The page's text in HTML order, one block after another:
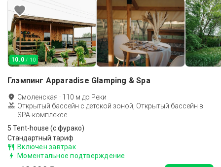
10.0 / 10
Глэмпинг Apparadise Glamping & Spa
Смоленская · 110 м до Реки
Открытый бассейн с детской зоной, Открытый бассейн в
SPA-комплексе
5 Tent-house (с фурако)
Стандартный тариф
Включен завтрак
Моментальное подтверждение